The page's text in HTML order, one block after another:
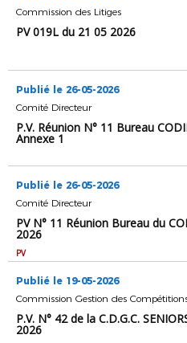
Commission des Litiges
PV 019L du 21 05 2026
Publié le 26-05-2026
Comité Directeur
P.V. Réunion N° 11 Bureau
Annexe 1
Publié le 26-05-2026
Comité Directeur
PV N° 11 Réunion Bureau du
2026
PV
Publié le 19-05-2026
Commission Gestion des
P.V. N° 42 de la C.D.G.C.
2026